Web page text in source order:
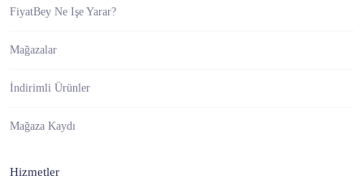
FiyatBey Ne Işe Yarar?
Mağazalar
İndirimli Ürünler
Mağaza Kaydı
Hizmetler